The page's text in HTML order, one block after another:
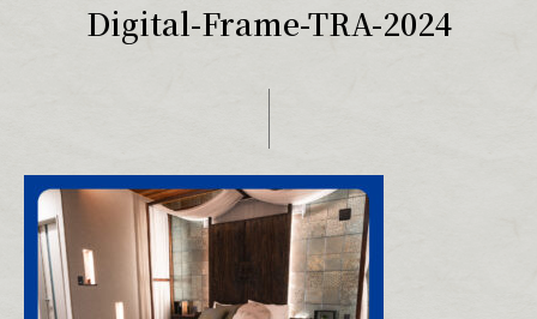
Digital-Frame-TRA-2024